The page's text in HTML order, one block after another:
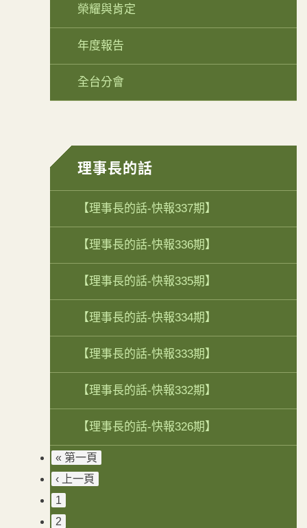
榮耀與肯定
年度報告
全台分會
理事長的話
【理事長的話-快報337期】
【理事長的話-快報336期】
【理事長的話-快報335期】
【理事長的話-快報334期】
【理事長的話-快報333期】
【理事長的話-快報332期】
【理事長的話-快報326期】
« 第一頁
‹ 上一頁
1
2